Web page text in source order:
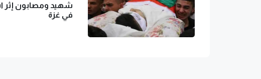
شهيد ومصابون إثر
في غزة